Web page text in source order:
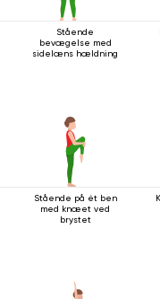
Stående
bevægelse med
sidelæns hældning
Stående på ét ben
med knæet ved
brystet